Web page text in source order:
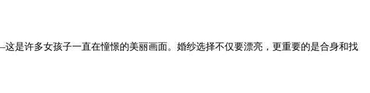
许多女孩子一直在憧憬的美丽画面。婚纱选择不仅要漂亮，更重要的是合身和找